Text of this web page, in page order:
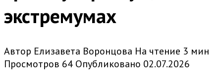
экстремумах
Автор Елизавета Воронцова На чтение 3 мин
Просмотров 64 Опубликовано 02.07.2026